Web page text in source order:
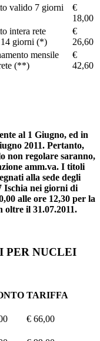
valido 7 giorni
€
18,00
intera rete
giorni (*)
€
26,60
mensile
(**)
€
42,60
al 1 Giugno, ed in
2011. Pertanto,
non regolare saranno,
amm.va. I titoli
alla sede degli
Ischia nei giorni di
alle ore 12,30 per la
oltre il 31.07.2011.
PER NUCLEI
TARIFFA
€ 66,00